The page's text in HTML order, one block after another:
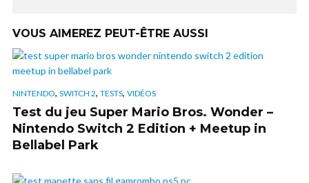
VOUS AIMEREZ PEUT-ÊTRE AUSSI
NINTENDO, SWITCH 2, TESTS, VIDÉOS
Test du jeu Super Mario Bros. Wonder –
Nintendo Switch 2 Edition + Meetup in
Bellabel Park